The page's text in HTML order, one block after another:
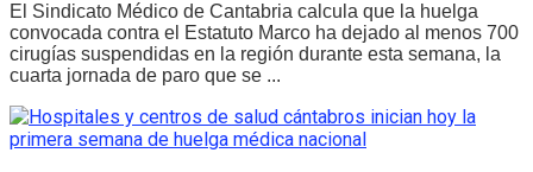
El Sindicato Médico de Cantabria calcula que la huelga
convocada contra el Estatuto Marco ha dejado al menos 700
cirugías suspendidas en la región durante esta semana, la
cuarta jornada de paro que se ...